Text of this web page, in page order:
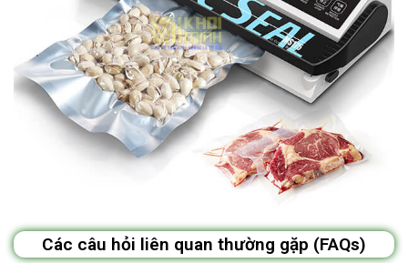
Các câu hỏi liên quan thường gặp (FAQs)